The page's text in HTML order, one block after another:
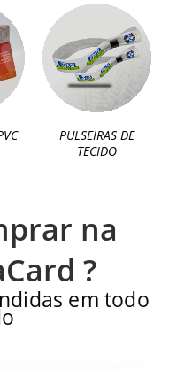
PULSEIRAS DE
TECIDO
na
?
em todo